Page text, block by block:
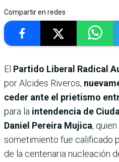
Compartir en redes
El Partido Liberal Radical
por Alcides Riveros,
ceder ante el prietismo
para la intendencia de
Daniel Pereira Mujica,
sometimiento fue calificado
de la centenaria nucleación